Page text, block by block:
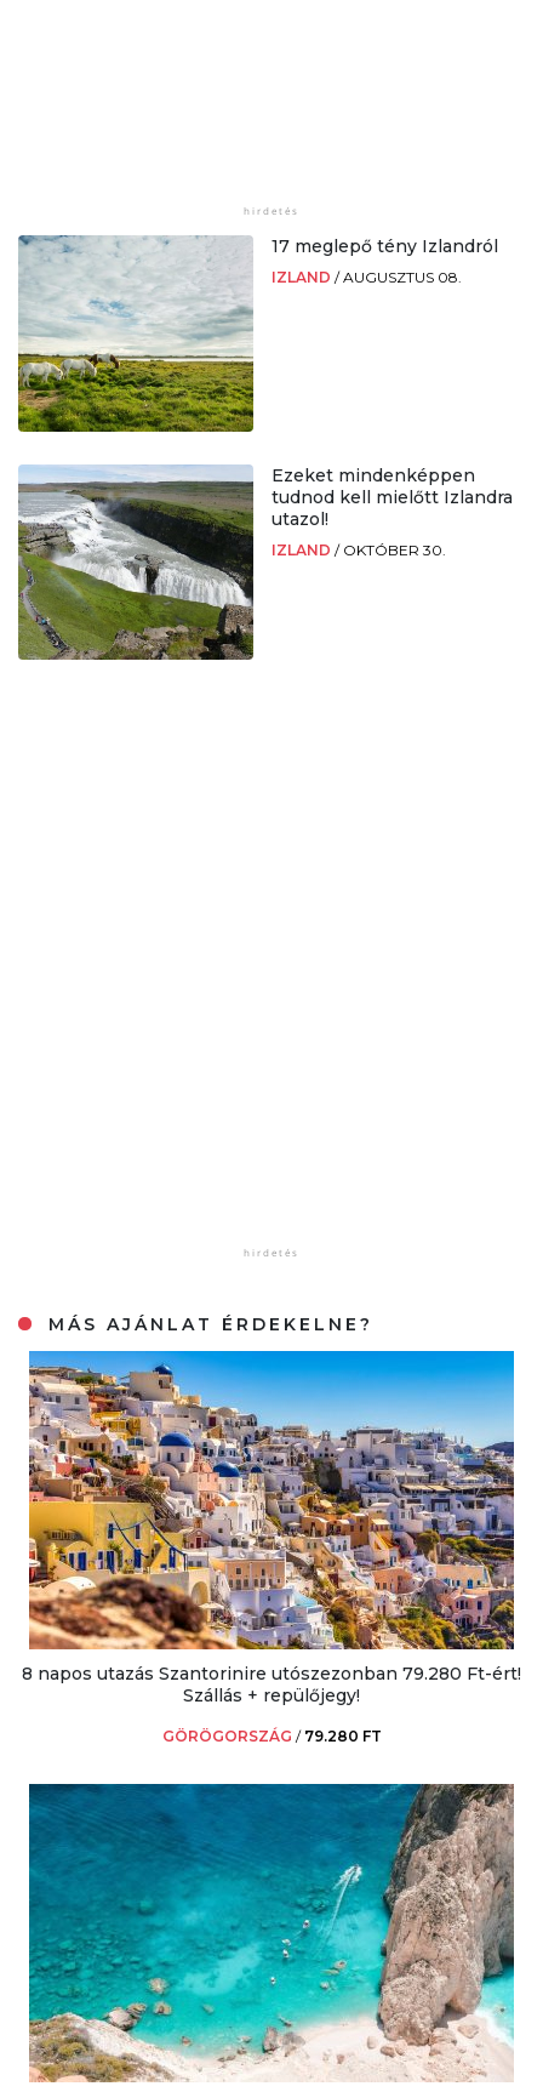
17 meglepő tény Izlandról
IZLAND /AUGUSZTUS 08.
Ezeket mindenképpen
tudnod kell mielőtt Izlandra
utazol!
IZLAND / OKTÓBER 30.
MÁS AJÁNLAT ÉRDEKELNE?
8 napos utazás Szantorinire utószezonban 79.280 Ft-ért!
Szállás + repülőjegy!
GÖRÖGORSZÁG / 79.280 FT